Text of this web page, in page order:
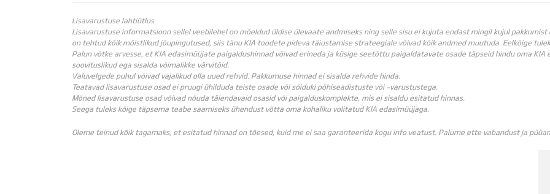
Lisavarustuse lahtiütlus
Lisavarustuse informatsioon sellel veebilehel on mõeldud üldise ülevaate andmiseks ning selle sisu ei kujuta endast mingil kujul
on tehtud kõik mõistlikud jõupingutused, siis tänu KIA toodete pideva täiustamise strateegiale võivad kõik andmed muutuda. Eelkõige
Palun võtke arvesse, et KIA edasimüüjate paigaldushinnad võivad erineda ja küsige seetõttu paigaldatavate osade täpseid hindu oma
soovituslikud ega sisalda võimalikke värvitöid.
Valuvelgede puhul võivad vajalikud olla uued rehvid. Pakkumuse hinnad ei sisalda rehvide hinda.
Teatavad lisavarustuse osad ei pruugi ühilduda teiste osade või sõiduki põhiseadistuste või -varustustega.
Mõned lisavarustuse osad võivad nõuda täiendavaid osasid või paigalduskomplekte, mis ei sisaldu esitatud hinnas.
Seega tuleks kõige täpsema teabe saamiseks ühendust võtta oma kohaliku volitatud KIA edasimüüjaga.
Oleme teinud kõik tagamaks, et esitatud hinnad on tõesed, kuid me ei saa garanteerida kogu info veatust. Palume ette vabandust ja